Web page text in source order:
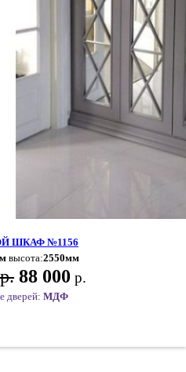
ШКАФ №1156
высота:2550мм
88 000 р.
дверей: МДФ